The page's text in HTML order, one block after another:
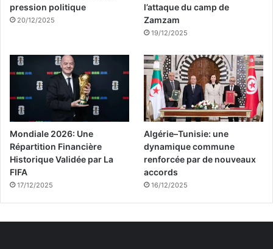
pression politique
20/12/2025
l’attaque du camp de
Zamzam
19/12/2025
Mondiale 2026: Une
Répartition Financière
Historique Validée par La
FIFA
17/12/2025
Algérie–Tunisie: une
dynamique commune
renforcée par de nouveaux
accords
16/12/2025